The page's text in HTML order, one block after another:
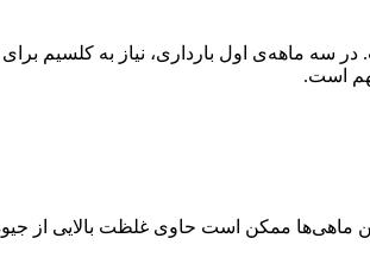
سه ماهه‌ی اول بارداری، نیاز به کلسیم
است.